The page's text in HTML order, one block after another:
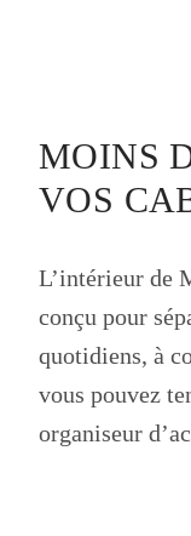
MOINS
VOS
L’intérieur de
conçu pour
quotidiens, à
vous pouvez
organiseur